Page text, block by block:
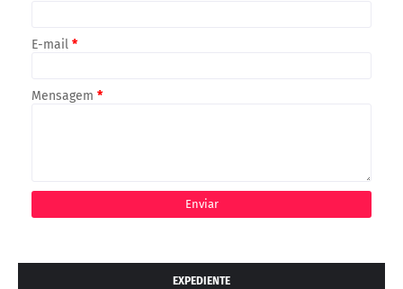
E-mail *
Mensagem *
EXPEDIENTE